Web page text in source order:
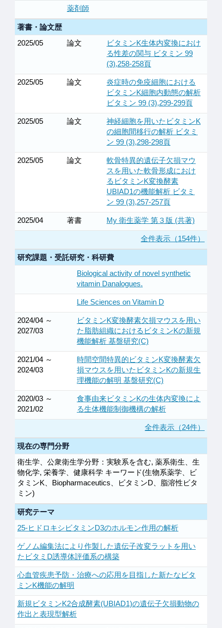
薬剤師
著書・論文歴
2025/05
論文
ビタミンK生体内変換におけ
る性差の関与 ビタミン 99
(3),258-258頁
2025/05 論文
炎症時の免疫細胞における
ビタミンK細胞内動態の解析
ビタミン 99 (3),299-299頁
2025/05 論文
神経細胞を用いたビタミンK
の細胞間移行の解析 ビタミ
ン 99 (3),298-298頁
2025/05 論文
軟骨特異的遺伝子欠損マウ
スを用いた軟骨形成におけ
るビタミンK変換酵素
UBIAD1の機能解析 ビタミ
ン 99 (3),257-257頁
2025/04 著書 My 衛生薬学 第３版 (共著)
全件表示（154件）
研究課題・受託研究・科研費
Biological activity of novel synthetic
vitamin Danalogues.
Life Sciences on Vitamin D
2024/04 ～
2027/03
ビタミンK変換酵素欠損マウスを用い
た脂肪組織におけるビタミンKの新規
機能解析 基盤研究(C)
2021/04 ～
2024/03
時間空間特異的ビタミンK変換酵素欠
損マウスを用いたビタミンKの新規生
理機能の解明 基盤研究(C)
2020/03 ～
2021/02
食事由来ビタミンKの生体内変換によ
る生体機能制御機構の解析
全件表示（24件）
現在の専門分野
衛生学、公衆衛生学分野：実験系を含む, 薬系衛生、生
物化学, 栄養学、健康科学 キーワード(生物系薬学、ビ
タミンK、Biopharmaceutics、ビタミンD、脂溶性ビタ
ミン)
研究テーマ
25-ヒドロキシビタミンD3のホルモン作用の解析
ゲノム編集法により作製した遺伝子改変ラットを用い
たビタミD誘導体評価系の構築
心血管疾患予防・治療への応用を目指した新たなビタ
ミンK機能の解明
新規ビタミンK2合成酵素(UBIAD1)の遺伝子欠損動物の
作出と表現型解析